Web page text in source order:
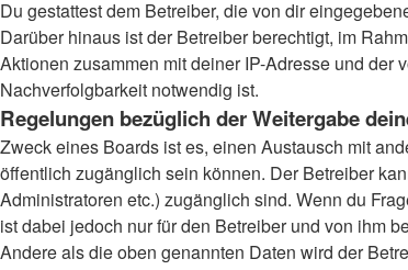
Du gestattest dem Betreiber, die von dir
Darüber hinaus ist der Betreiber berechtigt, im
Aktionen zusammen mit deiner IP-Adresse und der
Nachverfolgbarkeit notwendig ist.
Regelungen bezüglich der Weitergabe
Zweck eines Boards ist es, einen Austausch mit
öffentlich zugänglich sein können. Der Betreiber
Administratoren etc.) zugänglich sind. Wenn du
ist dabei jedoch nur für den Betreiber und von ihm
Andere als die oben genannten Daten wird der